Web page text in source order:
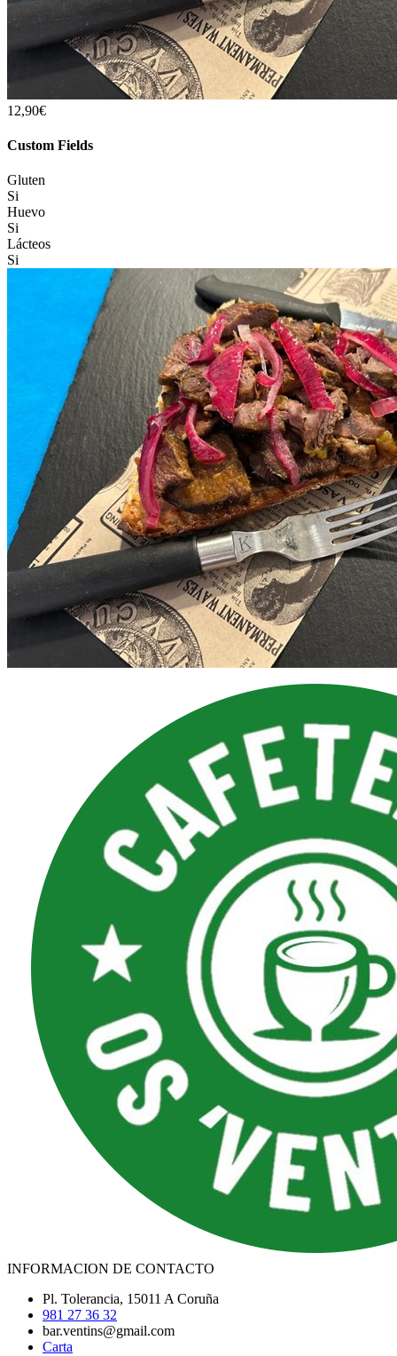
12,90€
Custom Fields
Gluten
Si
Huevo
Si
Lácteos
Si
INFORMACION DE CONTACTO
Pl. Tolerancia, 15011 A Coruña
981 27 36 32
bar.ventins@gmail.com
Carta